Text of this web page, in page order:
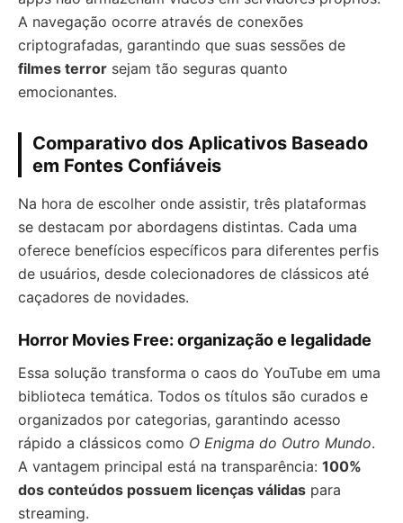
A navegação ocorre através de conexões
criptografadas, garantindo que suas sessões de
filmes terror sejam tão seguras quanto
emocionantes.
Comparativo dos Aplicativos Baseado
em Fontes Confiáveis
Na hora de escolher onde assistir, três plataformas
se destacam por abordagens distintas. Cada uma
oferece benefícios específicos para diferentes perfis
de usuários, desde colecionadores de clássicos até
caçadores de novidades.
Horror Movies Free: organização e legalidade
Essa solução transforma o caos do YouTube em uma
biblioteca temática. Todos os títulos são curados e
organizados por categorias, garantindo acesso
rápido a clássicos como O Enigma do Outro Mundo.
A vantagem principal está na transparência: 100%
dos conteúdos possuem licenças válidas para
streaming.